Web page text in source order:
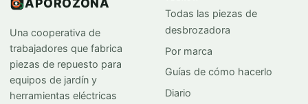
APOROZONA
Una cooperativa de
trabajadores que fabrica
piezas de repuesto para
equipos de jardín y
herramientas eléctricas
Todas las piezas de
desbrozadora
Por marca
Guías de cómo hacerlo
Diario